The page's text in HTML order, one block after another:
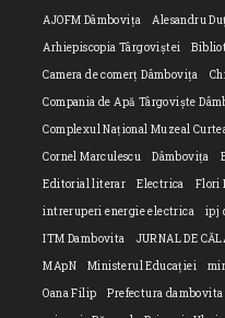
AJOFM Dâmbovița Alesandru
Arhiepiscopia Târgoviștei
Camera de comerț Dâmbovița
Compania de Apă Târgoviște
Complexul Național Muzeal
Cornel Marculescu
Dâmbovița
Editorial literar
Electrica Flori
intreruperi energie electrica
ipj
ITM Dambovita
JURNAL DE
MApN
Ministerul Educației
Oana Filip
Prefectura dambovita